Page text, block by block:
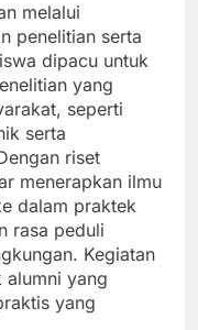
melalui
penelitian serta
dipacu untuk
yang
seperti
serta
riset
menerapkan ilmu
dalam praktek
rasa peduli
Kegiatan
alumni yang
yang